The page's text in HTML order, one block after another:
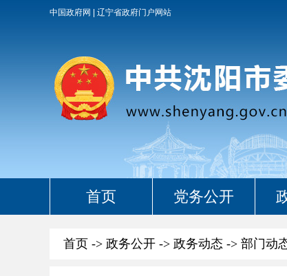
中国政府网 辽宁省政府门户网站
首页 党务公开
首页 -> 政务公开 -> 政务动态 -> 部门动